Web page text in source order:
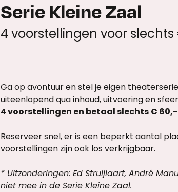
Serie Kleine Zaal
4 voorstellingen voor
Ga op avontuur en stel je eigen
uiteenlopend qua inhoud, uitvoering en
4 voorstellingen en betaal slechts € 60,-
Reserveer snel, er is een beperkt aantal
voorstellingen zijn ook los verkrijgbaar.
* Uitzonderingen: Ed Struijlaart, André
niet mee in de Serie Kleine Zaal.